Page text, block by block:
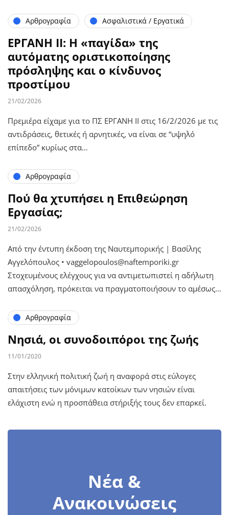
Αρθρογραφία Ασφαλιστικά / Εργατικά
ΕΡΓΑΝΗ ΙΙ: Η «παγίδα» της
αυτόματης οριστικοποίησης
πρόσληψης και ο κίνδυνος
προστίμου
21/02/2026
Πρεμιέρα είχαμε για το ΠΣ ΕΡΓΑΝΗ ΙΙ στις 16/2/2026 με τις
αντιδράσεις, θετικές ή αρνητικές, να είναι σε “υψηλό
επίπεδο” κυρίως στα…
Αρθρογραφία
Πού θα χτυπήσει η Επιθεώρηση
Εργασίας;
21/02/2026
Από την έντυπη έκδοση της Ναυτεμπορικής | Βασίλης
Αγγελόπουλος • vaggelopoulos@naftemporiki.gr
Στοχευμένους ελέγχους για να αντιμετωπιστεί η αδήλωτη
απασχόληση, πρόκειται να πραγματοποιήσουν το αμέσως…
Αρθρογραφία
Νησιά, οι συνοδοιπόροι της ζωής
11/01/2020
Στην ελληνική πολιτική ζωή η αναφορά στις εύλογες
απαιτήσεις των μόνιμων κατοίκων των νησιών είναι
ελάχιστη ενώ η προσπάθεια στήριξής τους δεν επαρκεί.
Νέα &
Ανακοινώσεις